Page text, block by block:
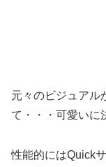
元々のビジュアル
て・・・可愛いに
性能的にはQuick